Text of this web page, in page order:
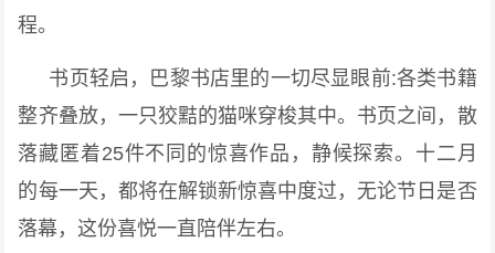
程。
书页轻启，巴黎书店里的一切尽显眼前:各类书籍
整齐叠放，一只狡黠的猫咪穿梭其中。书页之间，散
落藏匿着25件不同的惊喜作品，静候探索。十二月
的每一天，都将在解锁新惊喜中度过，无论节日是否
落幕，这份喜悦一直陪伴左右。